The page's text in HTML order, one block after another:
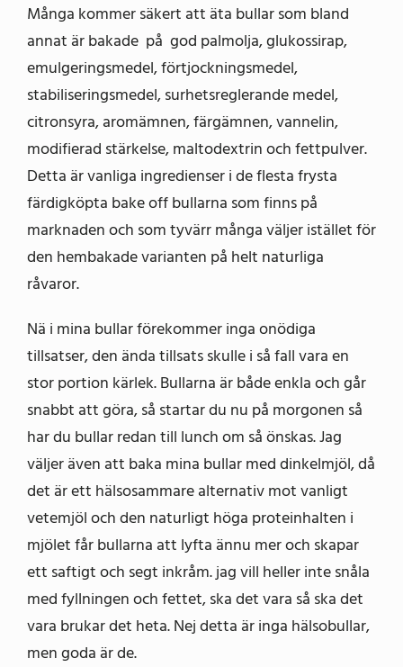
Många kommer säkert att äta bullar som bland
annat är bakade på god palmolja, glukossirap,
emulgeringsmedel, förtjockningsmedel,
stabiliseringsmedel, surhetsreglerande medel,
citronsyra, aromämnen, färgämnen, vannelin,
modifierad stärkelse, maltodextrin och fettpulver.
Detta är vanliga ingredienser i de flesta frysta
färdigköpta bake off bullarna som finns på
marknaden och som tyvärr många väljer istället för
den hembakade varianten på helt naturliga
råvaror.
Nä i mina bullar förekommer inga onödiga
tillsatser, den ända tillsats skulle i så fall vara en
stor portion kärlek. Bullarna är både enkla och går
snabbt att göra, så startar du nu på morgonen så
har du bullar redan till lunch om så önskas. Jag
väljer även att baka mina bullar med dinkelmjöl, då
det är ett hälsosammare alternativ mot vanligt
vetemjöl och den naturligt höga proteinhalten i
mjölet får bullarna att lyfta ännu mer och skapar
ett saftigt och segt inkråm. jag vill heller inte snåla
med fyllningen och fettet, ska det vara så ska det
vara brukar det heta. Nej detta är inga hälsobullar,
men goda är de.